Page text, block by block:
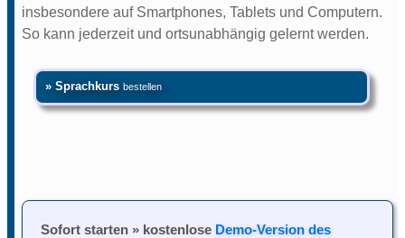
insbesondere auf Smartphones, Tablets und Computern.
So kann jederzeit und ortsunabhängig gelernt werden.
» Sprachkurs bestellen
Sofort starten » kostenlose Demo-Version des